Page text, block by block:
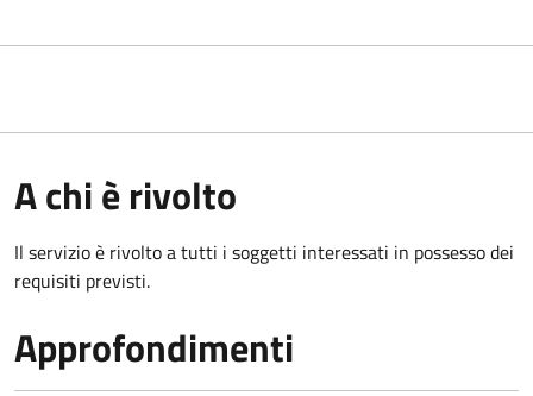
A chi è rivolto
Il servizio è rivolto a tutti i soggetti interessati in possesso dei
requisiti previsti.
Approfondimenti